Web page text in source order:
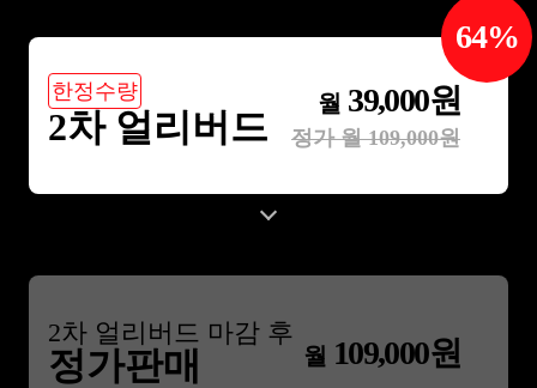
한정수량
2차 얼리버드
월 39,000원
정가 월109,000원
64%
2차 얼리버드 마감 후
정가판매 월 109,000원